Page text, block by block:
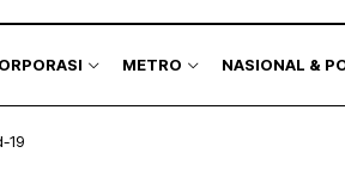
METRO NASIONAL &
19